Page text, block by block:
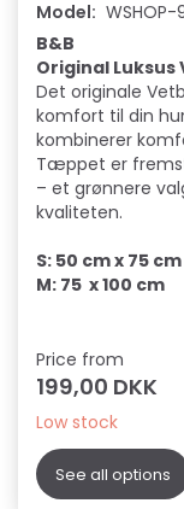
Model: WSHOP-
B&B
Original
Det originale
komfort til din
kombinerer
Tæppet er
– et grønnere
kvaliteten.
S: 50 cm x 75 cm
M: 75 x 100 cm
Price from
199,00 DKK
Low stock
See all options